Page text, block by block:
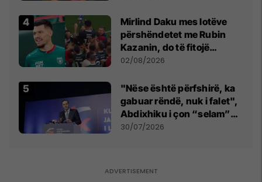
Mirlind Daku mes lotëve
përshëndetet me Rubin
Kazanin, do të fitojë
miliona te Spartak Moska
02/08/2026
"Nëse është përfshirë, ka
gabuar rëndë, nuk i falet",
Abdixhiku i çon “selam”
Përparim Ramës
30/07/2026